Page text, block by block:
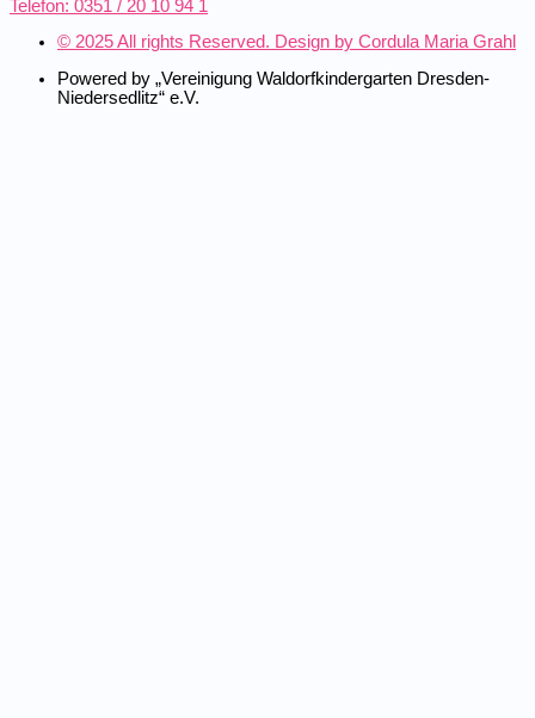
Telefon: 0351 / 20 10 94 1
© 2025 All rights Reserved. Design by Cordula Maria Grahl
Powered by „Vereinigung Waldorfkindergarten Dresden-
Niedersedlitz“ e.V.